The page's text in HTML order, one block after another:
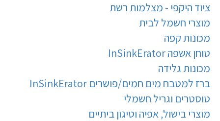
ציוד היקפי - מצלמות רשת
מוצרי חשמל לבית
מכונות קפה
טוחן אשפה InSinkErator
מכונות גלידה
ברז למטבח מים חמים/פושרים InSinkErator
טוסטרים וגריל חשמלי
מוצרי בישול, אפיה וטיגון ביתיים